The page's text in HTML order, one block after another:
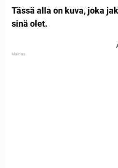
Tässä alla on kuva, joka
sinä olet.